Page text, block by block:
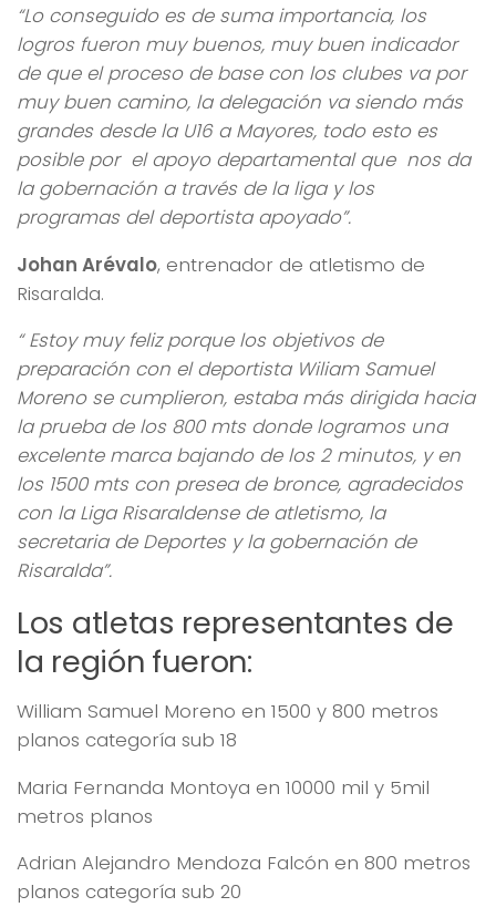
“Lo conseguido es de suma importancia, los
logros fueron muy buenos, muy buen indicador
de que el proceso de base con los clubes va por
muy buen camino, la delegación va siendo más
grandes desde la U16 a Mayores, todo esto es
posible por el apoyo departamental que nos da
la gobernación a través de la liga y los
programas del deportista apoyado”.
Johan Arévalo, entrenador de atletismo de
Risaralda.
“ Estoy muy feliz porque los objetivos de
preparación con el deportista Wiliam Samuel
Moreno se cumplieron, estaba más dirigida hacia
la prueba de los 800 mts donde logramos una
excelente marca bajando de los 2 minutos, y en
los 1500 mts con presea de bronce, agradecidos
con la Liga Risaraldense de atletismo, la
secretaria de Deportes y la gobernación de
Risaralda”.
Los atletas representantes de
la región fueron:
William Samuel Moreno en 1500 y 800 metros
planos categoría sub 18
Maria Fernanda Montoya en 10000 mil y 5mil
metros planos
Adrian Alejandro Mendoza Falcón en 800 metros
planos categoría sub 20